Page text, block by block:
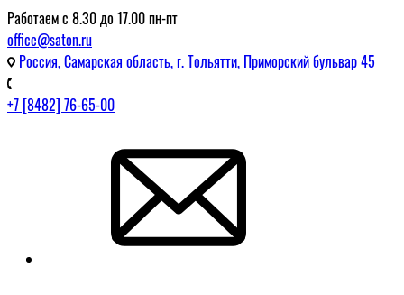
Работаем с 8.30 до 17.00 пн-пт
office@saton.ru
Россия, Самарская область, г. Тольятти, Приморский бульвар 45
+7 [8482] 76-65-00